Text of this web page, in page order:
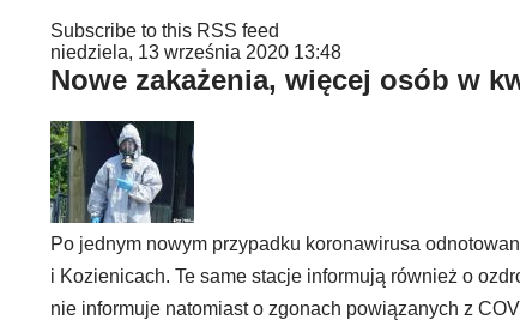
Subscribe to this RSS feed
niedziela, 13 września 2020 13:48
Nowe zakażenia, więcej osób w
Po jednym nowym przypadku koronawirusa
i Kozienicach. Te same stacje informują również o
nie informuje natomiast o zgonach powiązanych z